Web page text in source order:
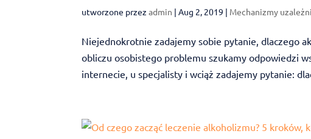
utworzone przezadmin |Aug 2, 2019 | Mechanizmy
Niejednokrotnie zadajemy sobie pytanie, dlaczego
obliczu osobistego problemu szukamy odpowiedzi
internecie, u specjalisty i wciąż zadajemy pytanie: